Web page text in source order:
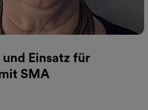
Einsatz für
SMA